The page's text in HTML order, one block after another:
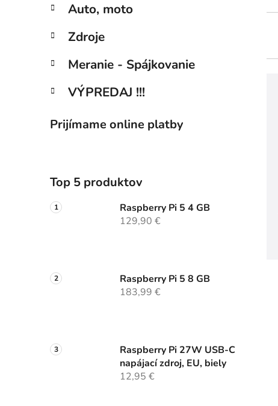
Auto, moto
Zdroje
Meranie - Spájkovanie
VÝPREDAJ !!!
Prijímame online platby
Top 5 produktov
Raspberry Pi 5 4 GB
129,90 €
Raspberry Pi 5 8 GB
183,99 €
Raspberry Pi 27W USB-C
napájací zdroj, EU, biely
12,95 €